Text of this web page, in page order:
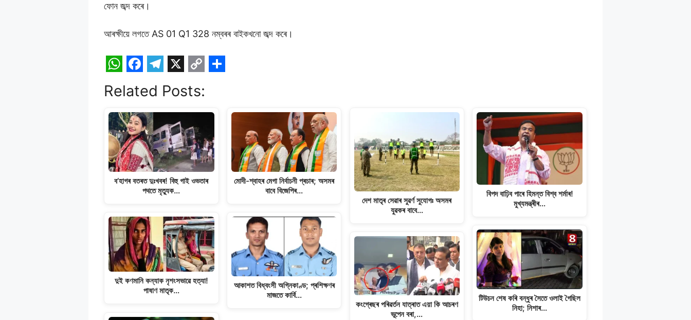
ফোন জব্দ কৰে।
আৰক্ষীয়ে লগতে AS 01 Q1 328 নম্বৰৰ বাইকখনো জব্দ কৰে।
h
a
t
s
A
p
a
c
e
b
o
o
e
l
e
g
r
a
m
o
p
y
L
i
n
a
e
Related Posts:
ব’হাগৰ বতৰত দুঃখবৰ! বিহু গাই ওভতাৰ
পথতে মৃত্যুক…
দুই কণমানি কন্যাক নৃশংসভাৱে হত্যা!
পাষাণ মাতৃক…
মোদী-শ্বাহৰ মেগা নিৰ্বাচনী প্ৰচাৰ; অসমৰ
বাবে বিজেপিৰ…
আকাশত বিধ্বংসী অগ্নিকাণ্ড; প্ৰশিক্ষণৰ
মাজতে কাৰ্বি…
দেশ মাতৃৰ সেৱাৰ সুৱৰ্ণ সুযোগঃ অসমৰ
যুৱকৰ বাবে…
কংগ্ৰেছৰ পৰিৱৰ্তন যাত্ৰাত এয়া কি আচৰণ
ভূপেন বৰা,…
বিপদ বাঢ়িব পাৰে হিমন্ত বিশ্ব শৰ্মাৰ!
মুখ্যমন্ত্ৰীৰ…
টিউচন শেষ কৰি বন্ধুৰ সৈতে ওলাই গৈছিল
নিহা; নিশাৰ…